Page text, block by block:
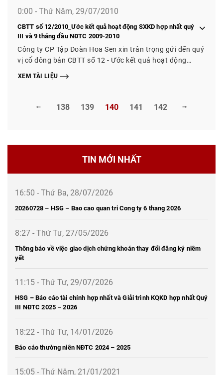
0:00 - Thứ Năm, 29/07/2010
CBTT số 12/2010_Ước kết quả hoạt động SXKD hợp nhất quý
III và 9 tháng đầu NĐTC 2009-2010
Công ty CP Tập Đoàn Hoa Sen xin trân trọng gửi đến quý
vị cổ đông bản CBTT số 12 - Ước kết quả hoạt động
SXKD hợp nhất quý III và 9 tháng đầu niên độ tài chính
2009-2010.
XEM TÀI LIỆU
138 139 140 141 142
TIN MỚI NHẤT
16:50 - Thứ Ba, 28/07/2026
20260728 – HSG – Bao cao quan tri Cong ty 6 thang 2026
8:27 - Thứ Tư, 27/05/2026
Thông báo về việc giao dịch chứng khoán thay đổi đăng ký niêm
yết
11:15 - Thứ Tư, 29/07/2026
HSG – Báo cáo tài chính hợp nhất và Giải trình KQKD hợp nhất Quý
III NĐTC 2025 – 2026
18:22 - Thứ Tư, 14/01/2026
Báo cáo thường niên NĐTC 2024 – 2025
15:05 - Thứ Năm, 21/01/2021